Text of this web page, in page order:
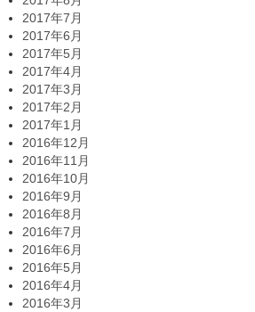
2017年7月
2017年6月
2017年5月
2017年4月
2017年3月
2017年2月
2017年1月
2016年12月
2016年11月
2016年10月
2016年9月
2016年8月
2016年7月
2016年6月
2016年5月
2016年4月
2016年3月